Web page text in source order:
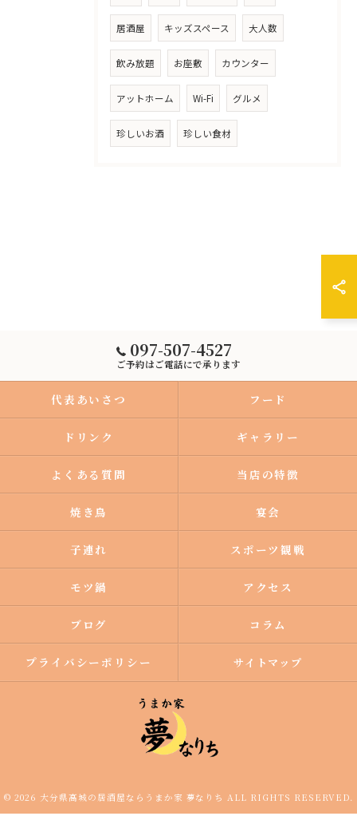
居酒屋 キッズスペース 大人数
飲み放題 お座敷 カウンター
アットホーム Wi-Fi グルメ
珍しいお酒 珍しい食材
097-507-4527
ご予約はご電話にで承ります
代表あいさつ フード
ドリンク ギャラリー
よくある質問 当店の特徴
焼き鳥 宴会
子連れ スポーツ観戦
モツ鍋 アクセス
ブログ コラム
プライバシーポリシー サイトマップ
© 2026 大分県高城の居酒屋ならうまか家 夢なりち ALL RIGHTS RESERVED.